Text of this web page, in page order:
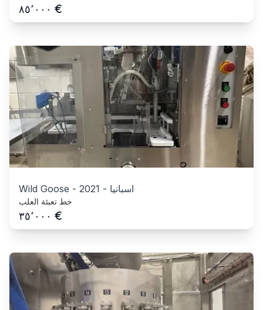
٨٥٬٠٠٠ €
Wild Goose - 2021 - اسبانيا
خط تعبئة العلب
٣٥٬٠٠٠ €